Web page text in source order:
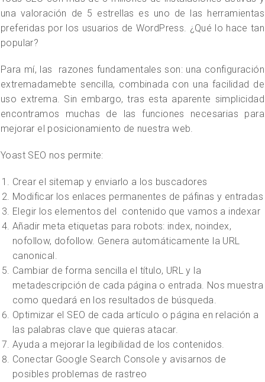
una valoración de 5 estrellas es uno de las herramientas
preferidas por los usuarios de WordPress. ¿Qué lo hace tan
popular?
Para mí, las razones fundamentales son: una configuración
extremadamebte sencilla, combinada con una facilidad de
uso extrema. Sin embargo, tras esta aparente simplicidad
encontramos muchas de las funciones necesarias para
mejorar el posicionamiento de nuestra web.
Yoast SEO nos permite:
Crear el sitemap y enviarlo a los buscadores
Modificar los enlaces permanentes de páfinas y entradas
Elegir los elementos del contenido que vamos a indexar
Añadir meta etiquetas para robots: index, noindex,
nofollow, dofollow. Genera automáticamente la URL
canonical.
Cambiar de forma sencilla el título, URL y la
metadescripción de cada página o entrada. Nos muestra
como quedará en los resultados de búsqueda.
Optimizar el SEO de cada artículo o página en relación a
las palabras clave que quieras atacar.
Ayuda a mejorar la legibilidad de los contenidos.
Conectar Google Search Console y avisarnos de
posibles problemas de rastreo